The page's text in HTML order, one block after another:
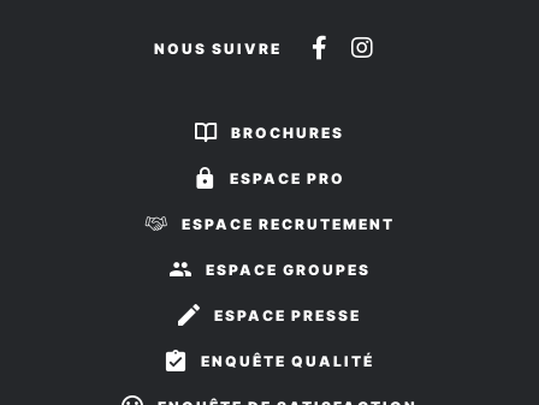
NOUS SUIVRE
Suivez-
sur
Suivez-
BROCHURES
ESPACE PRO
ESPACE RECRUTEMENT
ESPACE GROUPES
ESPACE PRESSE
ENQUÊTE QUALITÉ